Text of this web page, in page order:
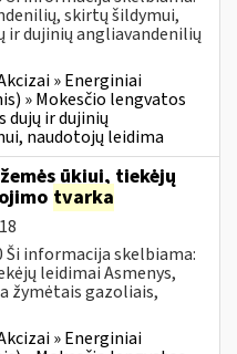
skirtų šildymui,
ir dujinių angliavandenilių
» Energiniai
» Mokesčio lengvatos
dujų ir dujinių
naudotojų leidima
ūkiui, tiekėjų
tvarka
Ši informacija skelbiama:
leidimai Asmenys,
žymėtais gazoliais,
» Energiniai